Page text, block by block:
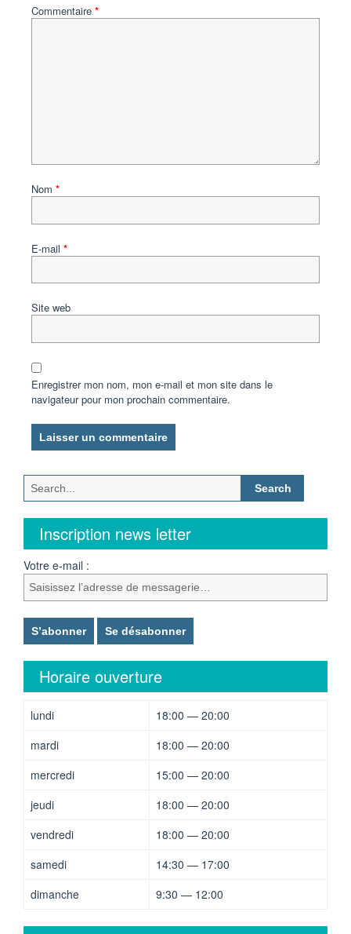
Commentaire *
Nom *
E-mail *
Site web
Enregistrer mon nom, mon e-mail et mon site dans le
navigateur pour mon prochain commentaire.
Search
for:
Inscription news letter
Votre e-mail :
Horaire ouverture
lundi
18:00 — 20:00
mardi
18:00 — 20:00
mercredi
15:00 — 20:00
jeudi
18:00 — 20:00
vendredi
18:00 — 20:00
samedi
14:30 — 17:00
dimanche
9:30 — 12:00